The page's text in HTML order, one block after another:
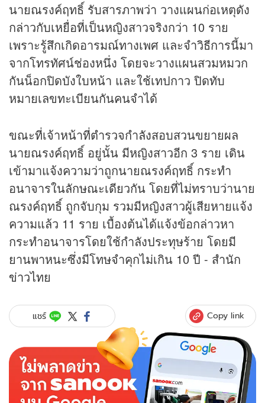
นายณรงค์ฤทธิ์ รับสารภาพว่า วางแผนก่อเหตุดัง
กล่าวกับเหยื่อที่เป็นหญิงสาวจริงกว่า 10 ราย
เพราะรู้สึกเกิดอารมณ์ทางเพศ และจำวิธีการนี้มา
จากโทรทัศน์ช่องหนึ่ง โดยจะวางแผนสวมหมวก
กันน็อกปิดบังใบหน้า และใช้เทปกาว ปิดทับ
หมายเลขทะเบียนกันคนจำได้
ขณะที่เจ้าหน้าที่ตำรวจกำลังสอบสวนขยายผล
นายณรงค์ฤทธิ์ อยู่นั้น มีหญิงสาวอีก 3 ราย เดิน
เข้ามาแจ้งความว่าถูกนายณรงค์ฤทธิ์ กระทำ
อนาจารในลักษณะเดียวกัน โดยที่ไม่ทราบว่านาย
ณรงค์ฤทธิ์ ถูกจับกุม รวมมีหญิงสาวผู้เสียหายแจ้ง
ความแล้ว 11 ราย เบื้องต้นได้แจ้งข้อกล่าวหา
กระทำอนาจารโดยใช้กำลังประทุษร้าย โดยมี
ยานพาหนะซึ่งมีโทษจำคุกไม่เกิน 10 ปี - สำนัก
ข่าวไทย
แชร์ Copy link